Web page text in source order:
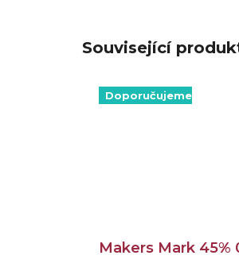
Související
Doporučujeme
Makers Mark 45%